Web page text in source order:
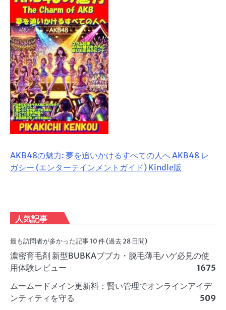
AKB48の魅力: 夢を追いかけるすべての人へ AKB48 レ
ガシー (エンターテインメントガイド) Kindle版
人気記事
最も訪問者が多かった記事 10 件 (過去 28 日間)
濃密育毛剤 新型BUBKAブブカ・脱毛薄毛ハゲ必見の使
用体験レビュー
1675
ムームードメイン更新料：賢い管理でオンラインアイデ
ンティティを守る
509